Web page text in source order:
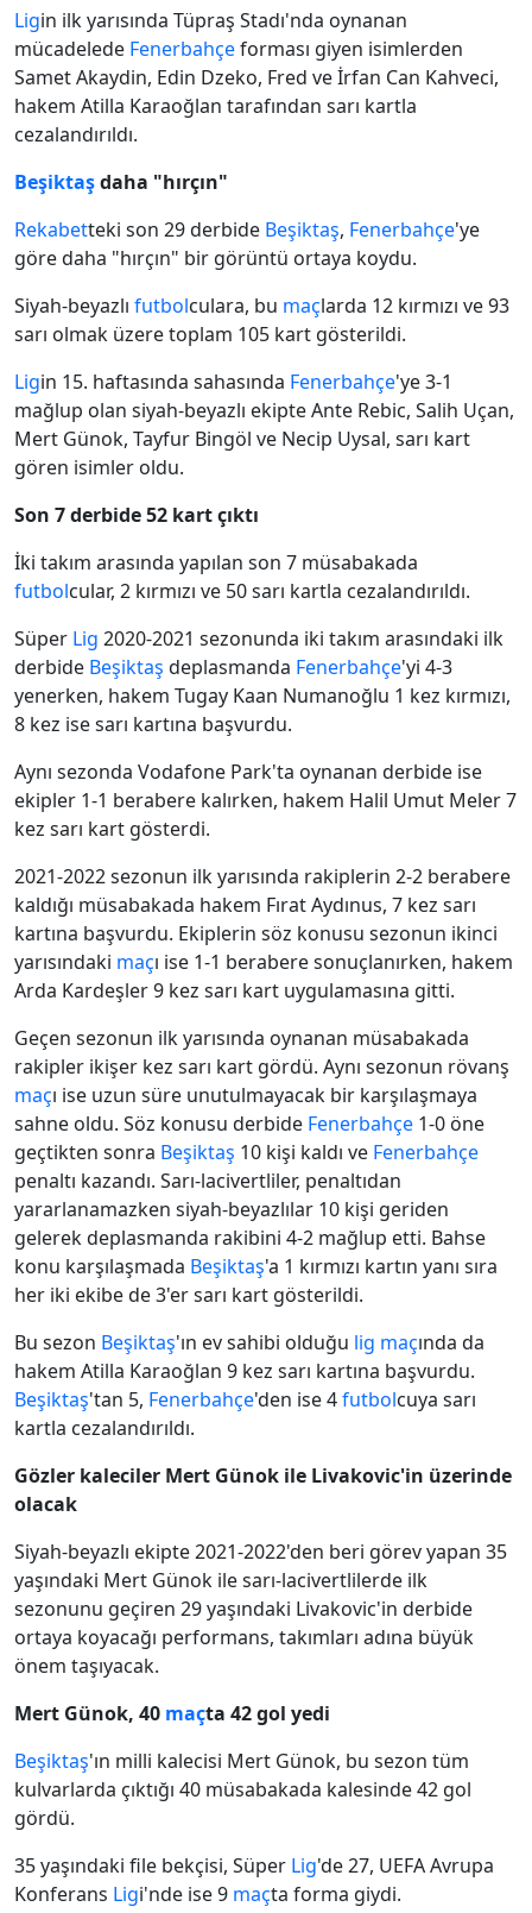
Ligin ilk yarısında Tüpraş Stadı'nda oynanan
mücadelede Fenerbahçeforması giyen isimlerden
Samet Akaydin, Edin Dzeko, Fred ve İrfan Can Kahveci,
hakem Atilla Karaoğlan tarafından sarı kartla
cezalandırıldı.
Beşiktaşdaha "hırçın"
Rekabetteki son 29 derbide Beşiktaş, Fenerbahçe'ye
göre daha "hırçın" bir görüntü ortaya koydu.
Siyah-beyazlı futbolculara, bu maçlarda 12 kırmızı ve 93
sarı olmak üzere toplam 105 kart gösterildi.
Ligin 15. haftasında sahasında Fenerbahçe'ye 3-1
mağlup olan siyah-beyazlı ekipte Ante Rebic, Salih Uçan,
Mert Günok, Tayfur Bingöl ve Necip Uysal, sarı kart
gören isimler oldu.
Son 7 derbide 52 kart çıktı
İki takım arasında yapılan son 7 müsabakada
futbolcular, 2 kırmızı ve 50 sarı kartla cezalandırıldı.
Süper Lig 2020-2021 sezonunda iki takım arasındaki ilk
derbide Beşiktaş deplasmanda Fenerbahçe'yi 4-3
yenerken, hakem Tugay Kaan Numanoğlu 1 kez kırmızı,
8 kez ise sarı kartına başvurdu.
Aynı sezonda Vodafone Park'ta oynanan derbide ise
ekipler 1-1 berabere kalırken, hakem Halil Umut Meler 7
kez sarı kart gösterdi.
2021-2022 sezonun ilk yarısında rakiplerin 2-2 berabere
kaldığı müsabakada hakem Fırat Aydınus, 7 kez sarı
kartına başvurdu. Ekiplerin söz konusu sezonun ikinci
yarısındaki maçı ise 1-1 berabere sonuçlanırken, hakem
Arda Kardeşler 9 kez sarı kart uygulamasına gitti.
Geçen sezonun ilk yarısında oynanan müsabakada
rakipler ikişer kez sarı kart gördü. Aynı sezonun rövanş
maçı ise uzun süre unutulmayacak bir karşılaşmaya
sahne oldu. Söz konusu derbide Fenerbahçe 1-0 öne
geçtikten sonra Beşiktaş 10 kişi kaldı ve Fenerbahçe
penaltı kazandı. Sarı-lacivertliler, penaltıdan
yararlanamazken siyah-beyazlılar 10 kişi geriden
gelerek deplasmanda rakibini 4-2 mağlup etti. Bahse
konu karşılaşmada Beşiktaş'a 1 kırmızı kartın yanı sıra
her iki ekibe de 3'er sarı kart gösterildi.
Bu sezon Beşiktaş'ın ev sahibi olduğu lig maçında da
hakem Atilla Karaoğlan 9 kez sarı kartına başvurdu.
Beşiktaş'tan 5, Fenerbahçe'den ise 4futbolcuya sarı
kartla cezalandırıldı.
Gözler kaleciler Mert Günok ile Livakovic'in üzerinde
olacak
Siyah-beyazlı ekipte 2021-2022'den beri görev yapan 35
yaşındaki Mert Günok ile sarı-lacivertlilerde ilk
sezonunu geçiren 29 yaşındaki Livakovic'in derbide
ortaya koyacağı performans, takımları adına büyük
önem taşıyacak.
Mert Günok, 40 maçta 42 gol yedi
Beşiktaş'ın milli kalecisi Mert Günok, bu sezon tüm
kulvarlarda çıktığı 40 müsabakada kalesinde 42 gol
gördü.
35 yaşındaki file bekçisi, Süper Lig'de 27, UEFA Avrupa
Konferans Ligi'nde ise 9 maçta forma giydi.